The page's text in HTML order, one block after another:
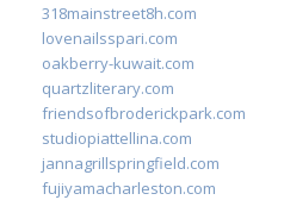
318mainstreet8h.com
lovenailsspari.com
oakberry-kuwait.com
quartzliterary.com
friendsofbroderickpark.com
studiopiattellina.com
jannagrillspringfield.com
fujiyamacharleston.com